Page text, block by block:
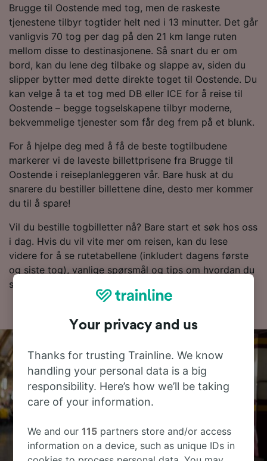
Brugge til Oostende med tog, men de raskeste
tjenestene tilbyr togtider helt ned i 13 minutter. Det går
vanligvis 70 tog per dag på den 21 km lange ruten
mellom disse to destinasjonene. Så snart du er om
bord, kan du lene deg tilbake og slappe av, siden du
slipper bytter med dette direkte toget til Oostende. Du
kan velge å ta et tog med DB eller ICE for å reise til
Oostende – begge togselskapene tilbyr moderne,
bekvemmelige tjenester som får deg frem på et blunk.
For å hjelpe deg med å få de beste togtilbudene
markerer vi de laveste billettprisene fra Brugge til
Oostende i reiseplanleggeren vår. Bare husk at du
snarere du bestiller billettene dine, desto mer kommer
du til å spare!
Vil du bestille togbilletter nå? Bare start et søk hos oss
i dag. Hvis du vil vite mer om reisen, kan du lese
videre for å se rutetabellene (inkludert dagens første
og siste tog), vanlige spørsmål og tips om hvordan du
sikrer deg billetter til en lav pris.
Your privacy and us
Thanks for trusting Trainline. We know
handling your personal data is a big
responsibility. Here’s how we’ll be taking
care of your information.
We and our115 partners store and/or access
information on a device, such as unique IDs in